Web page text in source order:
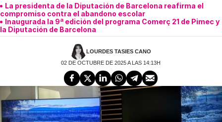
La presidenta de la Diputación de Barcelona reafirma el
compromiso contra el abandono escolar
Inaugurada la 9ª edición del programa Comerç 21 de Pimec y
la Diputación de Barcelona
LOURDES TASIES CANO
02 DE OCTUBRE DE 2025 A LAS 14:13H